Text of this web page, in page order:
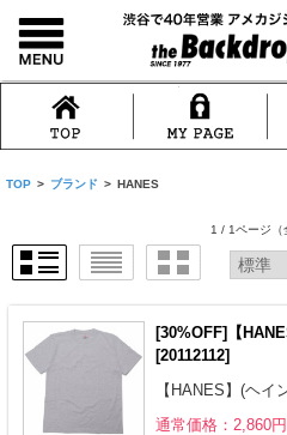
TOP > ブランド > HANES
1 / 1ページ
[30%OFF]【
[20112112]
【HANES】(ヘ
通常価格：2,860